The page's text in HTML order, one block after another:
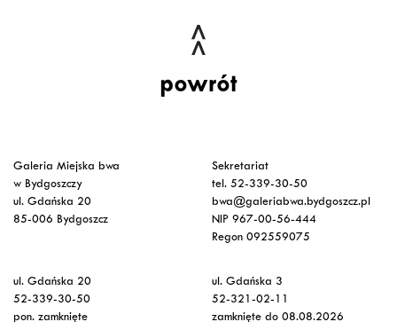
powrót
Galeria Miejska bwa
w Bydgoszczy
ul. Gdańska 20
85-006 Bydgoszcz
Sekretariat
tel. 52-339-30-50
bwa@galeriabwa.bydgoszcz.pl
NIP 967-00-56-444
Regon 092559075
ul. Gdańska 20
52-339-30-50
pon. zamknięte
ul. Gdańska 3
52-321-02-11
zamknięte do 08.08.2026